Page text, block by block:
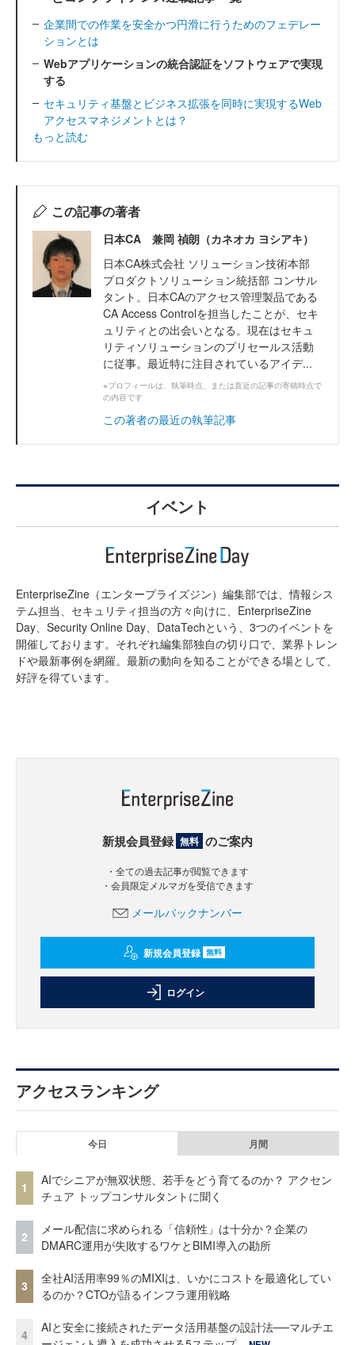
企業間での作業を安全かつ円滑に行うためのフェデレー
ションとは
Webアプリケーションの統合認証をソフトウェアで実現
する
セキュリティ基盤とビジネス拡張を同時に実現するWeb
アクセスマネジメントとは？
もっと読む
この記事の著者
日本CA 兼岡 禎朗（カネオカ ヨシアキ）
日本CA株式会社 ソリューション技術本部
プロダクトソリューション統括部 コンサル
タント。日本CAのアクセス管理製品である
CA Access Controlを担当したことが、セキ
ュリティとの出会いとなる。現在はセキュ
リティソリューションのプリセールス活動
に従事。最近特に注目されているアイデ...
※プロフィールは、執筆時点、または直近の記事の寄稿時点で
の内容です
この著者の最近の執筆記事
イベント
EnterpriseZine（エンタープライズジン）編集部では、情報シス
テム担当、セキュリティ担当の方々向けに、EnterpriseZine
Day、Security Online Day、DataTechという、3つのイベントを
開催しております。それぞれ編集部独自の切り口で、業界トレン
ドや最新事例を網羅。最新の動向を知ることができる場として、
好評を得ています。
新規会員登録 無料 のご案内
・全ての過去記事が閲覧できます
・会員限定メルマガを受信できます
メールバックナンバー
新規会員登録 無料
ログイン
アクセスランキング
今日 月間
1
AIでシニアが無双状態、若手をどう育てるのか？ アクセン
チュア トップコンサルタントに聞く
2
メール配信に求められる「信頼性」は十分か？企業の
DMARC運用が失敗するワケとBIMI導入の勘所
3
全社AI活用率99％のMIXIは、いかにコストを最適化してい
るのか？CTOが語るインフラ運用戦略
4
AIと安全に接続されたデータ活用基盤の設計法──マルチエ